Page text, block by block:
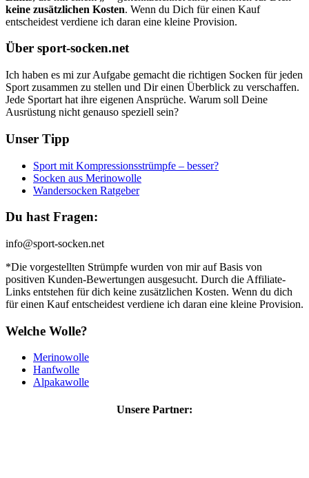
keine zusätzlichen Kosten. Wenn du Dich für einen Kauf
entscheidest verdiene ich daran eine kleine Provision.
Über sport-socken.net
Ich haben es mi zur Aufgabe gemacht die richtigen Socken für jeden
Sport zusammen zu stellen und Dir einen Überblick zu verschaffen.
Jede Sportart hat ihre eigenen Ansprüche. Warum soll Deine
Ausrüstung nicht genauso speziell sein?
Unser Tipp
Sport mit Kompressionsstrümpfe – besser?
Socken aus Merinowolle
Wandersocken Ratgeber
Du hast Fragen:
info@sport-socken.net
*Die vorgestellten Strümpfe wurden von mir auf Basis von
positiven Kunden-Bewertungen ausgesucht. Durch die Affiliate-
Links entstehen für dich keine zusätzlichen Kosten. Wenn du dich
für einen Kauf entscheidest verdiene ich daran eine kleine Provision.
Welche Wolle?
Merinowolle
Hanfwolle
Alpakawolle
Unsere Partner: